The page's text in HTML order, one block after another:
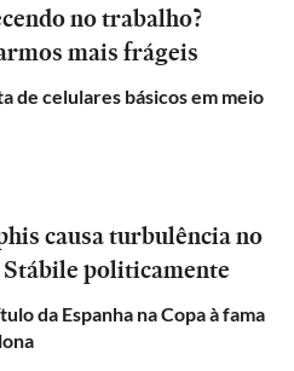
no trabalho?
mais frágeis
de celulares básicos em meio
causa turbulência no
politicamente
da Espanha na Copa à fama